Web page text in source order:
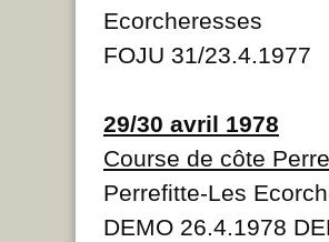
Ecorcheresses
FOJU 31/23.4.1977
29/30 avril 1978
Course de côte
Perrefitte-Les
DEMO 26.4.1978